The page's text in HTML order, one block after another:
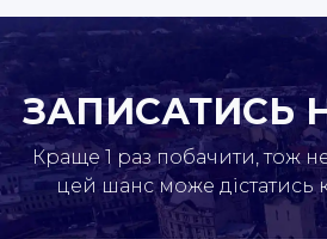
ЗАПИСАТИСЬ
Краще 1 раз побачити, тож
цей шанс може дістатись